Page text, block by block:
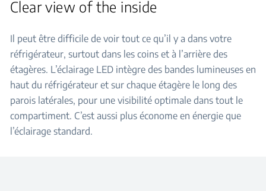
Clear view of the inside
Il peut être difficile de voir tout ce qu’il y a dans votre
réfrigérateur, surtout dans les coins et à l’arrière des
étagères. L’éclairage LED intègre des bandes lumineuses en
haut du réfrigérateur et sur chaque étagère le long des
parois latérales, pour une visibilité optimale dans tout le
compartiment. C’est aussi plus économe en énergie que
l’éclairage standard.